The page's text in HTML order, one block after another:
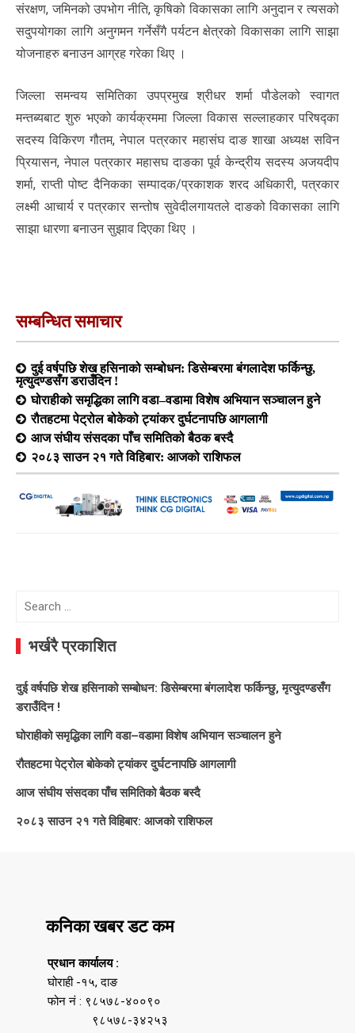
संरक्षण, जमिनको उपभोग नीति, कृषिको विकासका लागि अनुदान र त्यसको
सदुपयोगका लागि अनुगमन गर्नेसँगै पर्यटन क्षेत्रको विकासका लागि साझा
योजनाहरु बनाउन आग्रह गरेका थिए ।
जिल्ला समन्वय समितिका उपप्रमुख श्रीधर शर्मा पौडेलको स्वागत
मन्तब्यबाट शुरु भएको कार्यक्रममा जिल्ला विकास सल्लाहकार परिषद्का
सदस्य विकिरण गौतम, नेपाल पत्रकार महासंघ दाङ शाखा अध्यक्ष सविन
प्रियासन, नेपाल पत्रकार महासघ दाङका पूर्व केन्द्रीय सदस्य अजयदीप
शर्मा, राप्ती पोष्ट दैनिकका सम्पादक/प्रकाशक शरद अधिकारी, पत्रकार
लक्ष्मी आचार्य र पत्रकार सन्तोष सुवेदीलगायतले दाङको विकासका लागि
साझा धारणा बनाउन सुझाव दिएका थिए ।
सम्बन्धित समाचार
दुई वर्षपछि शेख हसिनाको सम्बोधन: डिसेम्बरमा बंगलादेश फर्किन्छु,
मृत्युदण्डसँग डराउँदिन !
घोराहीको समृद्धिका लागि वडा–वडामा विशेष अभियान सञ्चालन हुने
रौतहटमा पेट्रोल बोकेको ट्यांकर दुर्घटनापछि आगलागी
आज संघीय संसदका पाँच समितिको बैठक बस्दै
२०८३ साउन २१ गते विहिबार: आजको राशिफल
Search
भर्खरै प्रकाशित
दुई वर्षपछि शेख हसिनाको सम्बोधन: डिसेम्बरमा बंगलादेश फर्किन्छु, मृत्युदण्डसँग
डराउँदिन !
घोराहीको समृद्धिका लागि वडा–वडामा विशेष अभियान सञ्चालन हुने
रौतहटमा पेट्रोल बोकेको ट्यांकर दुर्घटनापछि आगलागी
आज संघीय संसदका पाँच समितिको बैठक बस्दै
२०८३ साउन २१ गते विहिबार: आजको राशिफल
कनिका खबर डट कम
प्रधान कार्यालय :
घोराही -१५, दाङ
फोन नं : ९८५७८-४००९०
९८५७८-३४२५३